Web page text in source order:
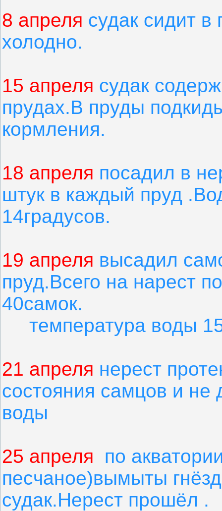
8 апреля судак сидит
холодно.
15 апреля судак
прудах.В пруды
кормления.
18 апреля посадил в
штук в каждый пруд
14градусов.
19 апреля высадил
пруд.Всего на нарест
40самок.
температура воды
21 апреля нерест
состояния самцов и не
воды
25 апреля
по
песчаное)вымыты
судак.Нерест прошёл .